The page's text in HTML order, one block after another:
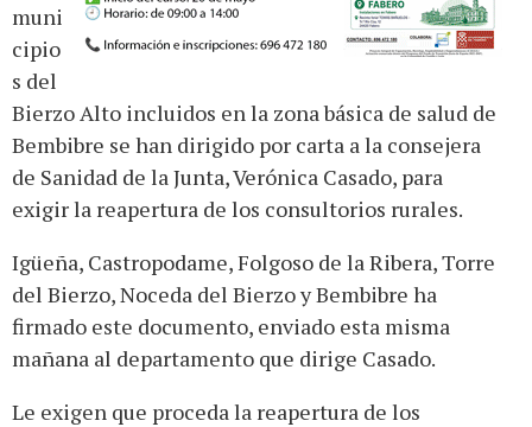
muni
cipio
s del
Bierzo Alto incluidos en la zona básica de salud de
Bembibre se han dirigido por carta a la consejera
de Sanidad de la Junta, Verónica Casado, para
exigir la reapertura de los consultorios rurales.
Igüeña, Castropodame, Folgoso de la Ribera, Torre
del Bierzo, Noceda del Bierzo y Bembibre ha
firmado este documento, enviado esta misma
mañana al departamento que dirige Casado.
Le exigen que proceda la reapertura de los